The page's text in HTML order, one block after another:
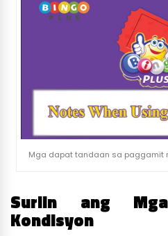
Mga dapat tandaan sa paggamit
Suriin ang
Kondisyon